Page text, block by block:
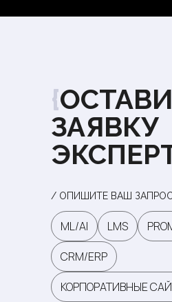
{
ЗАЯВКУ
/ ОПИШИТЕ ВАШ
ML/AI LMS
СRM/ERP
КОРПОРАТИВНЫЕ